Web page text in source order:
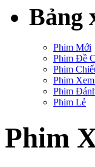
Bảng
Phim Mới
Phim Đề
Phim
Phim
Phim
Phim Lẻ
Phim